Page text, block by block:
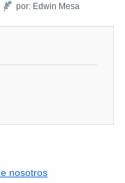
por: Edwin Mesa
nosotros